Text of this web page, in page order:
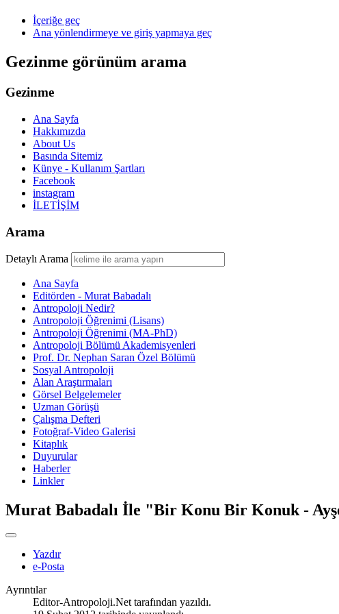
İçeriğe geç
Ana yönlendirmeye ve giriş yapmaya geç
Gezinme görünüm arama
Gezinme
Ana Sayfa
Hakkımızda
About Us
Basında Sitemiz
Künye - Kullanım Şartları
Facebook
instagram
İLETİŞİM
Arama
Detaylı Arama
Ana Sayfa
Editörden - Murat Babadalı
Antropoloji Nedir?
Antropoloji Öğrenimi (Lisans)
Antropoloji Öğrenimi (MA-PhD)
Antropoloji Bölümü Akademisyenleri
Prof. Dr. Nephan Saran Özel Bölümü
Sosyal Antropoloji
Alan Araştırmaları
Görsel Belgelemeler
Uzman Görüşü
Çalışma Defteri
Fotoğraf-Video Galerisi
Kitaplık
Duyurular
Haberler
Linkler
Murat Babadalı İle "Bir Konu Bir Konuk -
Yazdır
e-Posta
Ayrıntılar
Editor-Antropoloji.Net tarafından yazıldı.